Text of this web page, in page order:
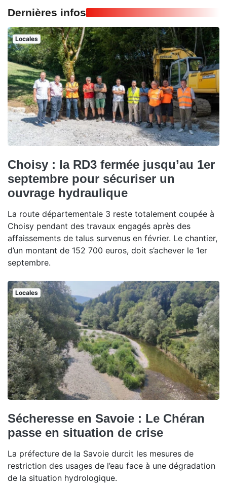
Dernières infos
Locales
Choisy : la RD3 fermée jusqu’au 1er
septembre pour sécuriser un
ouvrage hydraulique
La route départementale 3 reste totalement coupée à
Choisy pendant des travaux engagés après des
affaissements de talus survenus en février. Le chantier,
d’un montant de 152 700 euros, doit s’achever le 1er
septembre.
Locales
Sécheresse en Savoie : Le Chéran
passe en situation de crise
La préfecture de la Savoie durcit les mesures de
restriction des usages de l’eau face à une dégradation
de la situation hydrologique.